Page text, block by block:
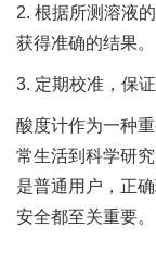
2. 根据所测溶液
获得准确的结果。
3. 定期校准，保
酸度计作为一种
常生活到科学研
是普通用户，正
安全都至关重要。